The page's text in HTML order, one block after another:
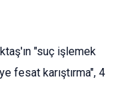
"suç işlemek
fesat karıştırma", 4